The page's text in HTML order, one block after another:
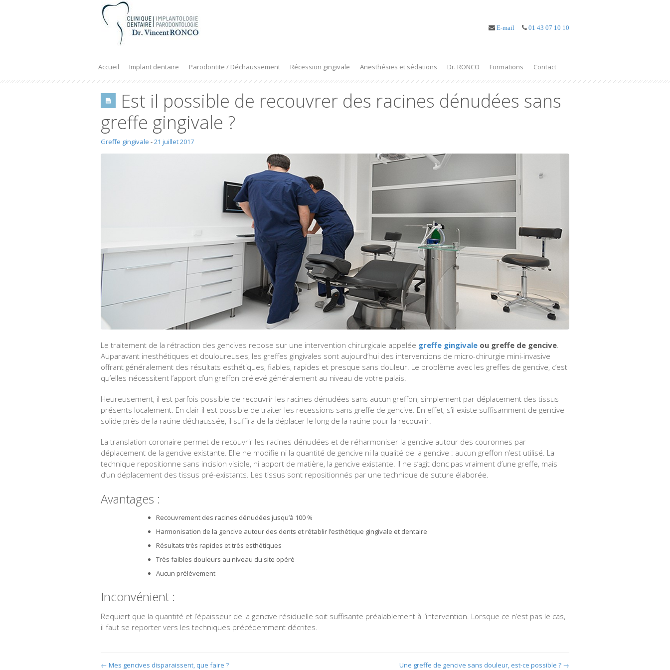
E-mail 01 43 07 10 10
Accueil Implant dentaire Parodontite / Déchaussement Récession gingivale Anesthésies et sédations Dr. RONCO Formations Contact
Est il possible de recouvrer des racines dénudées sans
greffe gingivale ?
Greffe gingivale -21 juillet 2017
Le traitement de la rétraction des gencives repose sur une intervention chirurgicale appelée greffe gingivale ou greffe de gencive
Auparavant inesthétiques et douloureuses, les greffes gingivales sont aujourd’hui des interventions de micro-chirurgie mini-invasive
offrant généralement des résultats esthétiques, fiables, rapides et presque sans douleur. Le problème avec les greffes de gencive, c’est
qu’elles nécessitent l’apport d’un greffon prélevé généralement au niveau de votre palais.
Heureusement, il est parfois possible de recouvrir les racines dénudées sans aucun greffon, simplement par déplacement des tissus
présents localement. En clair il est possible de traiter les recessions sans greffe de gencive. En effet, s’il existe suffisamment de gencive
solide près de la racine déchaussée, il suffira de la déplacer le long de la racine pour la recouvrir.
La translation coronaire permet de recouvrir les racines dénudées et de réharmoniser la gencive autour des couronnes par
déplacement de la gencive existante. Elle ne modifie ni la quantité de gencive ni la qualité de la gencive : aucun greffon n’est utilisé. La
technique repositionne sans incision visible, ni apport de matière, la gencive existante. Il ne s’agit donc pas vraiment d’une greffe, mais
d’un déplacement des tissus pré-existants. Les tissus sont repositionnés par une technique de suture élaborée.
Avantages :
Recouvrement des racines dénudées jusqu’à 100 %
Harmonisation de la gencive autour des dents et rétablir l’esthétique gingivale et dentaire
Résultats très rapides et très esthétiques
Très faibles douleurs au niveau du site opéré
Aucun prélèvement
Inconvénient :
Requiert que la quantité et l’épaisseur de la gencive résiduelle soit suffisante préalablement à l’intervention. Lorsque ce n’est pas le cas,
il faut se reporter vers les techniques précédemment décrites.
← Mes gencives disparaissent, que faire ? Une greffe de gencive sans douleur, est-ce possible ? →